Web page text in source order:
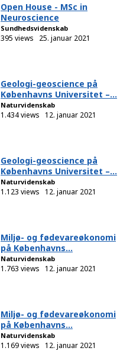
Open House - MSc in
Neuroscience
Sundhedsvidenskab
395 views 25. januar 2021
Geologi-geoscience på
Københavns Universitet –...
Naturvidenskab
1.434 views 12. januar 2021
Geologi-geoscience på
Københavns Universitet –...
Naturvidenskab
1.123 views 12. januar 2021
Miljø- og fødevareøkonomi
på Københavns...
Naturvidenskab
1.763 views 12. januar 2021
Miljø- og fødevareøkonomi
på Københavns...
Naturvidenskab
1.169 views 12. januar 2021